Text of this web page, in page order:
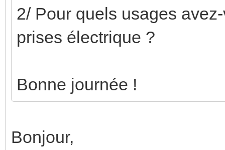
2/ Pour quels usages
prises électrique ?
Bonne journée !
Bonjour,